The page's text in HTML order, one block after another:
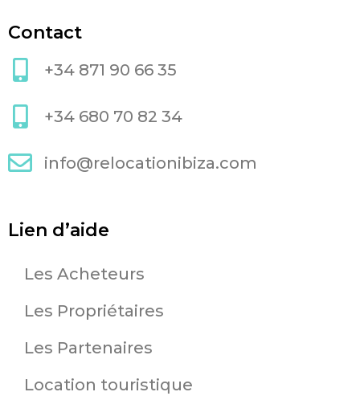
Contact
+34 871 90 66 35
+34 680 70 82 34
info@relocationibiza.com
Lien d’aide
Les Acheteurs
Les Propriétaires
Les Partenaires
Location touristique